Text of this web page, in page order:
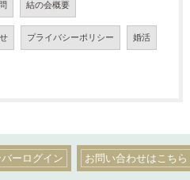
結の会概要
プライバシーポリシー 婚活
バーログイン お問い合わせはこちら